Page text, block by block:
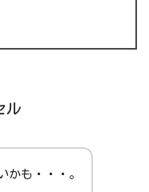
ル
かも・・・。